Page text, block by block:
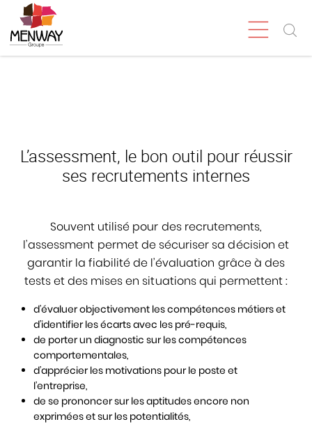
L’assessment, le bon outil pour réussir
ses recrutements internes
Souvent utilisé pour des recrutements,
l’assessment permet de sécuriser sa décision et
garantir la fiabilité de l’évaluation grâce à des
tests et des mises en situations qui permettent :
d’évaluer objectivement les compétences métiers et
d’identifier les écarts avec les pré-requis,
de porter un diagnostic sur les compétences
comportementales,
d’apprécier les motivations pour le poste et
l’entreprise,
de se prononcer sur les aptitudes encore non
exprimées et sur les potentialités,